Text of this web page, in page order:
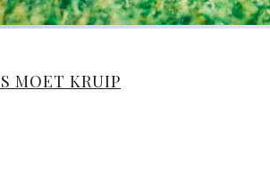
MOET KRUIP